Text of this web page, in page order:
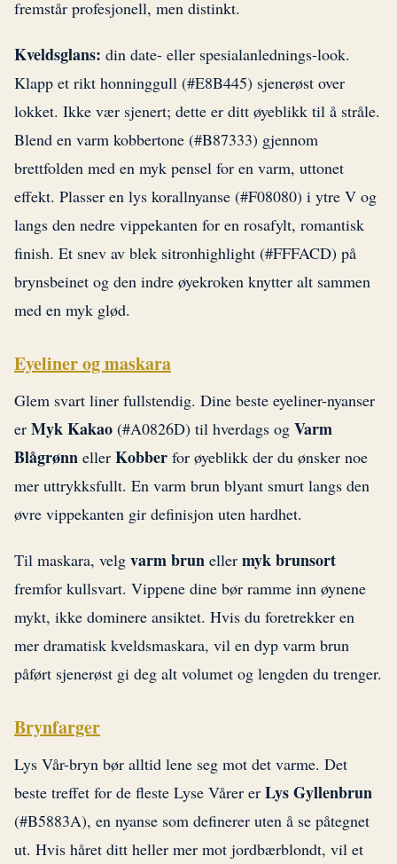
fremstår profesjonell, men distinkt.
Kveldsglans: din date- eller spesialanlednings-look.
Klapp et rikt honninggull (#E8B445) sjenerøst over
lokket. Ikke vær sjenert; dette er ditt øyeblikk til å stråle.
Blend en varm kobbertone (#B87333) gjennom
brettfolden med en myk pensel for en varm, uttonet
effekt. Plasser en lys korallnyanse (#F08080) i ytre V og
langs den nedre vippekanten for en rosafylt, romantisk
finish. Et snev av blek sitronhighlight (#FFFACD) på
brynsbeinet og den indre øyekroken knytter alt sammen
med en myk glød.
Eyeliner og maskara
Glem svart liner fullstendig. Dine beste eyeliner-nyanser
er Myk Kakao (#A0826D) til hverdags og Varm
Blågrønn eller Kobber for øyeblikk der du ønsker noe
mer uttrykksfullt. En varm brun blyant smurt langs den
øvre vippekanten gir definisjon uten hardhet.
Til maskara, velg varm brun eller myk brunsort
fremfor kullsvart. Vippene dine bør ramme inn øynene
mykt, ikke dominere ansiktet. Hvis du foretrekker en
mer dramatisk kveldsmaskara, vil en dyp varm brun
påført sjenerøst gi deg alt volumet og lengden du trenger.
Brynfarger
Lys Vår-bryn bør alltid lene seg mot det varme. Det
beste treffet for de fleste Lyse Vårer er Lys Gyllenbrun
(#B5883A), en nyanse som definerer uten å se påtegnet
ut. Hvis håret ditt heller mer mot jordbærblondt, vil et